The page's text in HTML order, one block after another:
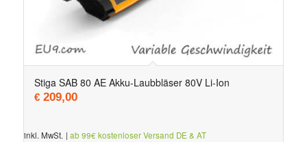
Stiga SAB 80 AE Akku-Laubbläser 80V Li-Ion
€209,00
inkl. MwSt. | ab 99€ kostenloser Versand DE & AT